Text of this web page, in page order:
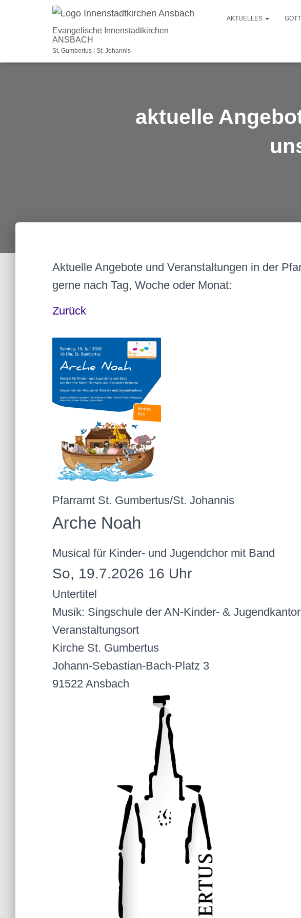
Evangelische Innenstadtkirchen
ANSBACH
St. Gumbertus | St. Johannis
AKTUELLES
aktuelle
Aktuelle Angebote und Veranstaltungen in der
gerne nach Tag, Woche oder Monat:
Zurück
Pfarramt St. Gumbertus/St. Johannis
Arche Noah
Musical für Kinder- und Jugendchor mit Band
So, 19.7.2026 16 Uhr
Untertitel
Musik: Singschule der AN-Kinder- &
Veranstaltungsort
Kirche St. Gumbertus
Johann-Sebastian-Bach-Platz 3
91522 Ansbach